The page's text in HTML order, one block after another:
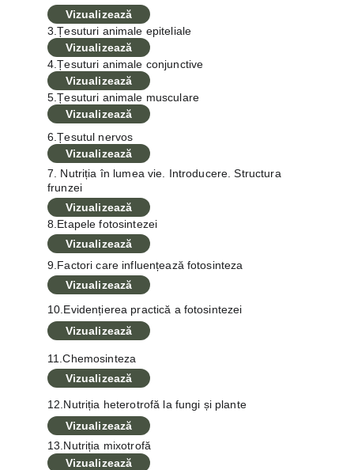
Vizualizează
3.Țesuturi animale epiteliale
Vizualizează
5.Țesuturi animale musculare
Vizualizează
4.Țesuturi animale conjunctive
Vizualizează
6.Țesutul nervos
Vizualizează
7. Nutriția în lumea vie. Introducere. Structura
frunzei
Vizualizează
8.Etapele fotosintezei
Vizualizează
9.Factori care influențează fotosinteza
Vizualizează
10.Evidențierea practică a fotosintezei
Vizualizează
11.Chemosinteza
Vizualizează
12.Nutriția heterotrofă la fungi și plante
Vizualizează
13.Nutriția mixotrofă
Vizualizează